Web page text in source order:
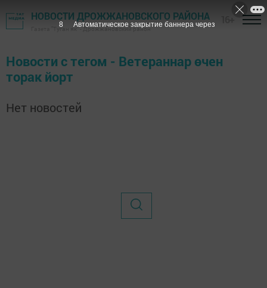
НОВОСТИ ДРОЖЖАНОВСКОГО РАЙОНА
Газета "Туган як" - Дрожжановский район
Новости с тегом - Ветераннар өчен
торак йорт
Нет новостей
8 Автоматическое закрытие баннера через